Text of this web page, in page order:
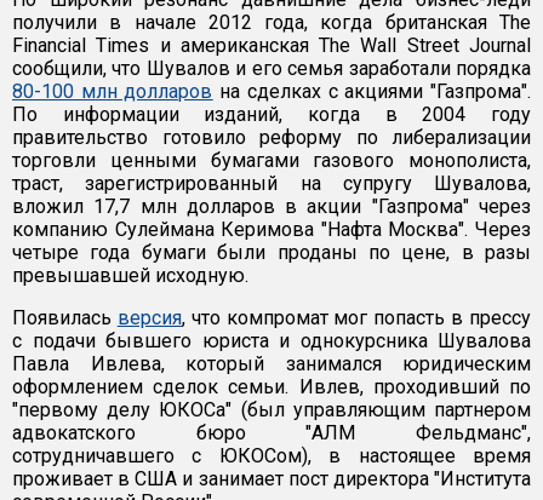
получили в начале 2012 года, когда британская The
Financial Times и американская The Wall Street Journal
сообщили, что Шувалов и его семья заработали порядка
80-100 млн долларов на сделках с акциями "Газпрома".
По информации изданий, когда в 2004 году
правительство готовило реформу по либерализации
торговли ценными бумагами газового монополиста,
траст, зарегистрированный на супругу Шувалова,
вложил 17,7 млн долларов в акции "Газпрома" через
компанию Сулеймана Керимова "Нафта Москва". Через
четыре года бумаги были проданы по цене, в разы
превышавшей исходную.
Появилась версия, что компромат мог попасть в прессу
с подачи бывшего юриста и однокурсника Шувалова
Павла Ивлева, который занимался юридическим
оформлением сделок семьи. Ивлев, проходивший по
"первому делу ЮКОСа" (был управляющим партнером
адвокатского бюро "АЛМ Фельдманс",
сотрудничавшего с ЮКОСом), в настоящее время
проживает в США и занимает пост директора "Института